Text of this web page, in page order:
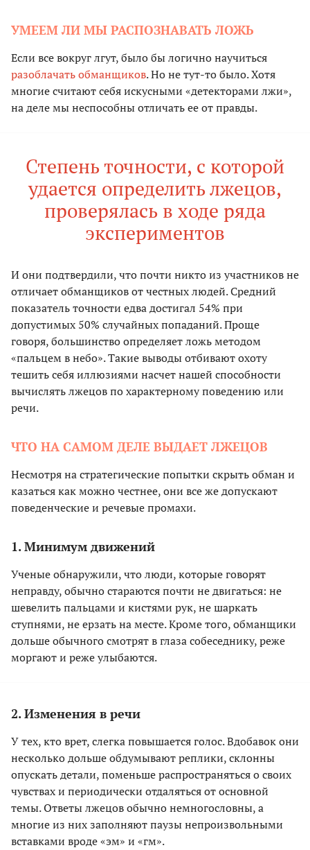
УМЕЕМ ЛИ МЫ РАСПОЗНАВАТЬ ЛОЖЬ
Если все вокруг лгут, было бы логично научиться
разоблачать обманщиков. Но не тут-то было. Хотя
многие считают себя искусными «детекторами лжи»,
на деле мы неспособны отличать ее от правды.
Степень точности, с которой
удается определить лжецов,
проверялась в ходе ряда
экспериментов
И они подтвердили, что почти никто из участников не
отличает обманщиков от честных людей. Средний
показатель точности едва достигал 54% при
допустимых 50% случайных попаданий. Проще
говоря, большинство определяет ложь методом
«пальцем в небо». Такие выводы отбивают охоту
тешить себя иллюзиями насчет нашей способности
вычислять лжецов по характерному поведению или
речи.
ЧТО НА САМОМ ДЕЛЕ ВЫДАЕТ ЛЖЕЦОВ
Несмотря на стратегические попытки скрыть обман и
казаться как можно честнее, они все же допускают
поведенческие и речевые промахи.
1. Минимум движений
Ученые обнаружили, что люди, которые говорят
неправду, обычно стараются почти не двигаться: не
шевелить пальцами и кистями рук, не шаркать
ступнями, не ерзать на месте. Кроме того, обманщики
дольше обычного смотрят в глаза собеседнику, реже
моргают и реже улыбаются.
2. Изменения в речи
У тех, кто врет, слегка повышается голос. Вдобавок они
несколько дольше обдумывают реплики, склонны
опускать детали, поменьше распространяться о своих
чувствах и периодически отдаляться от основной
темы. Ответы лжецов обычно немногословны, а
многие из них заполняют паузы непроизвольными
вставками вроде «эм» и «гм».